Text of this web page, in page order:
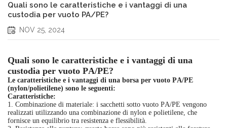
Quali sono le caratteristiche e i vantaggi di una
custodia per vuoto PA/PE?
NOV 25, 2024
Quali sono le caratteristiche e i vantaggi di una
custodia per vuoto PA/PE?
Le caratteristiche e i vantaggi di una borsa per vuoto PA/PE
(nylon/polietilene) sono le seguenti:
Caratteristiche:
1. Combinazione di materiale: i sacchetti sotto vuoto PA/PE vengono
realizzati utilizzando una combinazione di nylon e polietilene, che
fornisce un equilibrio tra resistenza e flessibilità.